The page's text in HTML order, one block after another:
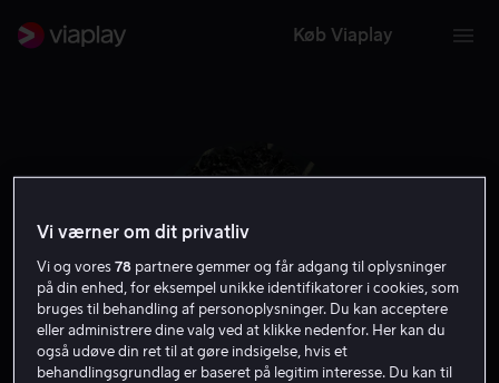
Køb Viaplay
Vi værner om dit privatliv
Vi og vores78 partnere gemmer og får adgang til oplysninger
på din enhed, for eksempel unikke identifikatorer i cookies, som
bruges til behandling af personoplysninger. Du kan acceptere
eller administrere dine valg ved at klikke nedenfor. Her kan du
også udøve din ret til at gøre indsigelse, hvis et
behandlingsgrundlag er baseret på legitim interesse. Du kan til